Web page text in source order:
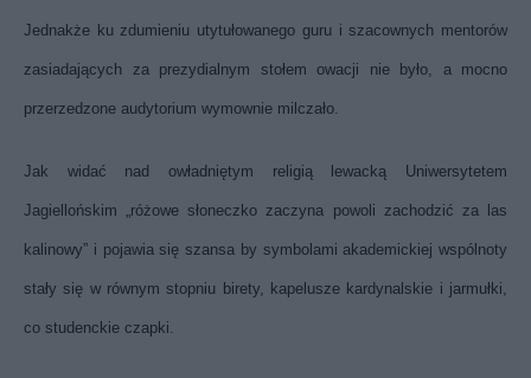
Jednakże ku zdumieniu utytułowanego guru i szacownych mentorów
zasiadających za prezydialnym stołem owacji nie było, a mocno
przerzedzone audytorium wymownie milczało.
Jak widać nad owładniętym religią lewacką Uniwersytetem
Jagiellońskim „różowe słoneczko zaczyna powoli zachodzić za las
kalinowy” i pojawia się szansa by symbolami akademickiej wspólnoty
stały się w równym stopniu birety, kapelusze kardynalskie i jarmułki,
co studenckie czapki.